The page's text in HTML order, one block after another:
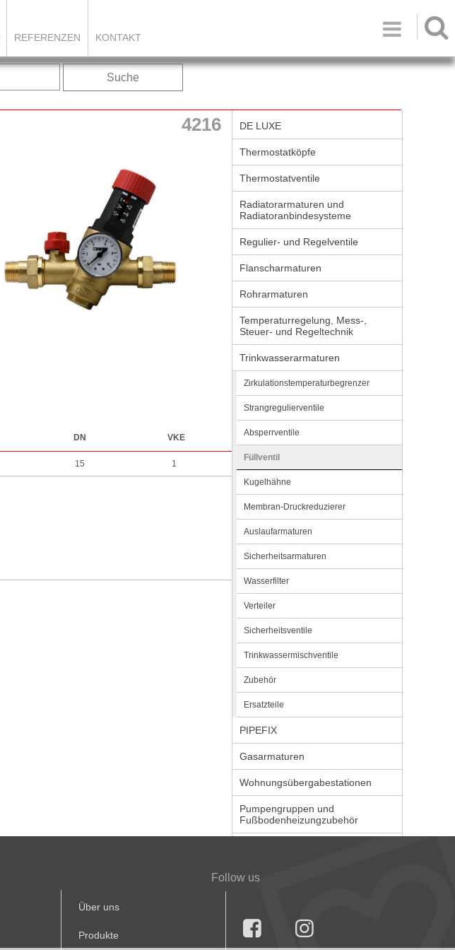

REFERENZEN KONTAKT
Suche
4216
DN VKE
15 1
DE LUXE
Thermostatköpfe
Thermostatventile
Radiatorarmaturen und
Radiatoranbindesysteme
Regulier- und Regelventile
Flanscharmaturen
Rohrarmaturen
Temperaturregelung, Mess-,
Steuer- und Regeltechnik
Trinkwasserarmaturen
Zirkulationstemperaturbegrenzer
Strangregulierventile
Absperrventile
Füllventil
Kugelhähne
Membran-Druckreduzierer
Auslaufarmaturen
Sicherheitsarmaturen
Wasserfilter
Verteiler
Sicherheitsventile
Trinkwassermischventile
Zubehör
Ersatzteile
PIPEFIX
Gasarmaturen
Wohnungsübergabestationen
Pumpengruppen und
Fußbodenheizungzubehör
Über uns
Produkte
Follow us
 